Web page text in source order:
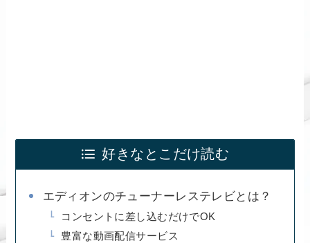
好きなとこだけ読む
エディオンのチューナーレステレビとは？
コンセントに差し込むだけでOK
豊富な動画配信サービス